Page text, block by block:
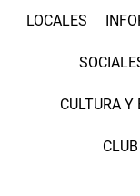
LOCALES
CULTURA Y